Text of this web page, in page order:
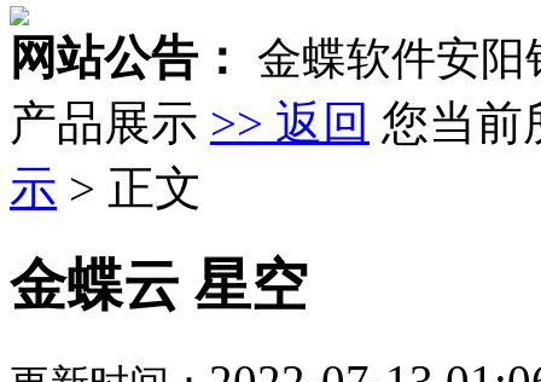
网站公告：
金蝶软件安
产品展示 >> 返回 您当前
示 > 正文
金蝶云 星空